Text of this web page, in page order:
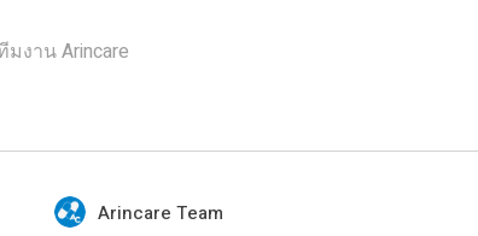
งาน Arincare
Arincare Team